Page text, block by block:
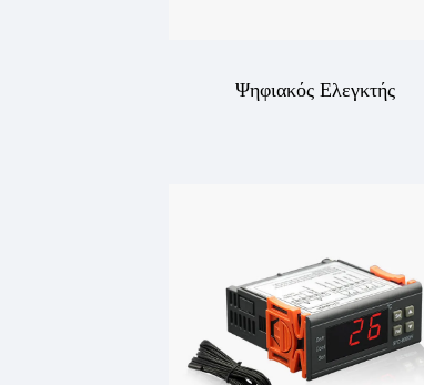
Ψηφιακός Ελεγκτής
έλεγχος θερμοκρασίας για
βιομηχανικές εφαρμογές